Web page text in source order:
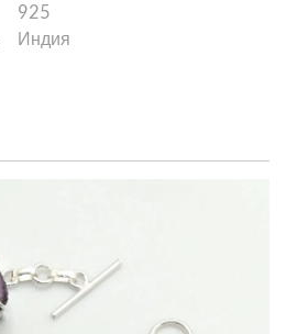
925
Индия